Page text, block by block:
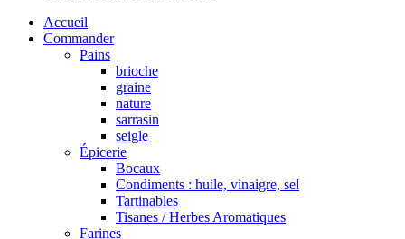
Accueil
Commander
Pains
brioche
graine
nature
sarrasin
seigle
Épicerie
Bocaux
Condiments : huile, vinaigre, sel
Tartinables
Tisanes / Herbes Aromatiques
Farines